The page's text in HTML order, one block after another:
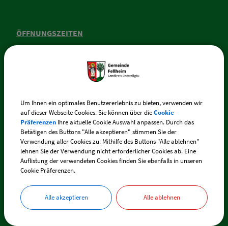
ÖFFNUNGSZEITEN
RATHAUS FELLHEIM
(Bürgermeister-Sprechstunde)
15:30 - 18:00 Uhr
16:30 - 18:00 Uhr
Mittwoch:
Um Ihnen ein optimales Benutzererlebnis zu bieten, verwenden wir
auf dieser Webseite Cookies. Sie können über dieCookie
Präferenzen Ihre aktuelle Cookie Auswahl anpassen. Durch das
Betätigen des Buttons "Alle akzeptieren" stimmen Sie der
Verwendung aller Cookies zu. Mithilfe des Buttons "Alle ablehnen"
lehnen Sie der Verwendung nicht erforderlicher Cookies ab. Eine
Auflistung der verwendeten Cookies finden Sie ebenfalls in unseren
Cookie Präferenzen.
Alle akzeptieren Alle ablehnen